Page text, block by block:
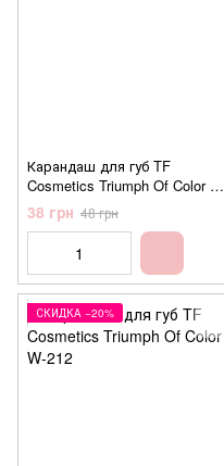
Карандаш для губ TF
Cosmetics Triumph Of Color W-
212 №208 Raspberry
(малиновый)
38 грн 48 грн
СКИДКА −20%